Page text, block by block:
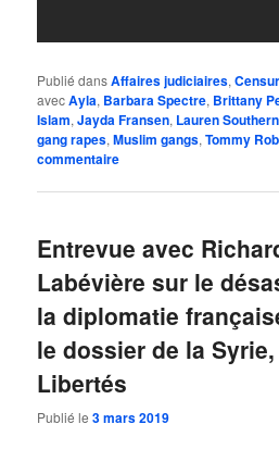
Publié dansAffaires judiciaires,
avecAyla, Barbara Spectre, Brittany
Islam,Jayda Fransen, Lauren Southern
gang rapes,Muslim gangs,Tommy
commentaire
Entrevue avec
Labévière sur le
la diplomatie
le dossier de la
Libertés
Publié le3 mars 2019